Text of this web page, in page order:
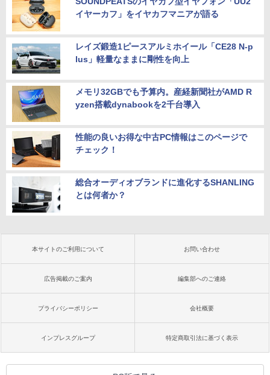
イヤーカフ」をイヤカフマニアが語る
レイズ鍛造1ピースアルミホイール「CE28 N-p
lus」軽量なままに剛性を向上
メモリ32GBでも予算内。産経新聞社がAMD R
yzen搭載dynabookを2千台導入
性能の良いお得な中古PC情報はこのページで
チェック！
総合オーディオブランドに進化するSHANLING
とは何者か？
本サイトのご利用について お問い合わせ
広告掲載のご案内 編集部へのご連絡
プライバシーポリシー 会社概要
インプレスグループ 特定商取引法に基づく表示